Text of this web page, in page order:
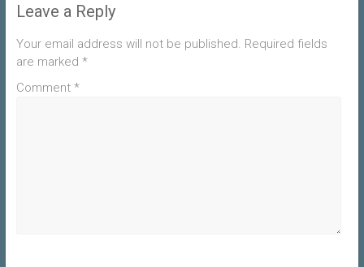
Leave a Reply
Your email address will not be published. Required fields
are marked *
Comment *